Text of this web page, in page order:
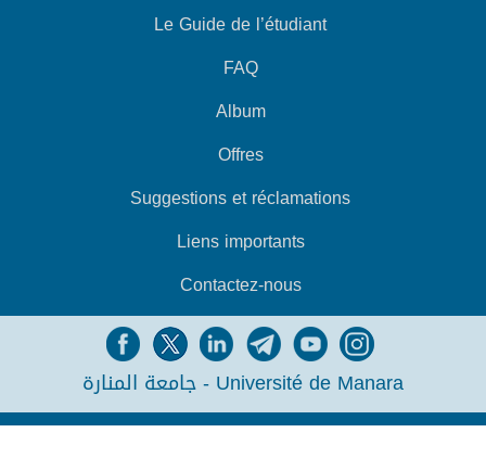
Le Guide de l’étudiant
FAQ
Album
Offres
Suggestions et réclamations
Liens importants
Contactez-nous
جامعة المنارة - Université de Manara